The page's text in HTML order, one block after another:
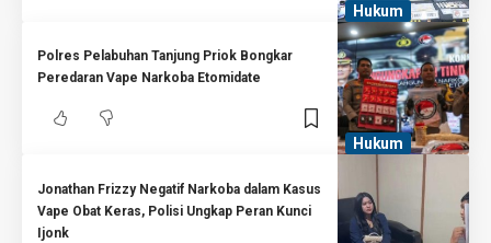
Hukum
Hukum
Polres Pelabuhan Tanjung Priok Bongkar
Peredaran Vape Narkoba Etomidate
Jonathan Frizzy Negatif Narkoba dalam Kasus
Vape Obat Keras, Polisi Ungkap Peran Kunci
Ijonk